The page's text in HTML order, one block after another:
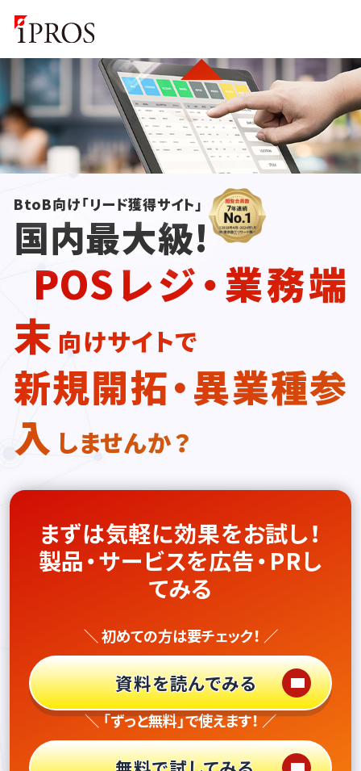
BtoB向け「リード獲得サイト」
国内最大級!
POSレジ・業務端
末 向けサイトで
新規開拓・異業種参
入 しませんか？
まずは気軽に効果をお試し！
製品・サービスを広告・PRし
てみる
＼ 初めての方は要チェック！ ／
資料を読んでみる
＼ 「ずっと無料」で使えます！ ／